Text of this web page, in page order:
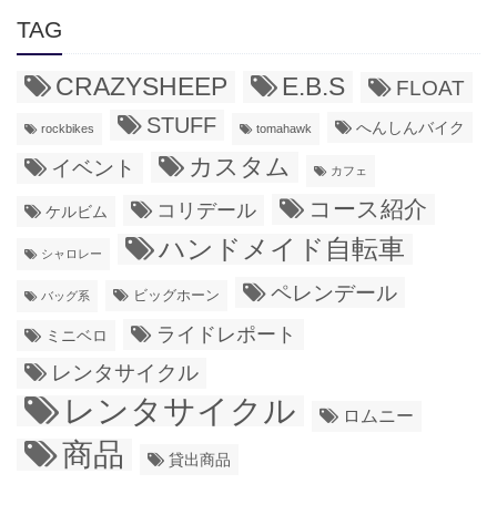
TAG
CRAZYSHEEP E.B.S FLOAT
rockbikes STUFF tomahawk へんしんバイク
イベント カスタム カフェ
ケルビム コリデール コース紹介
シャロレー ハンドメイド自転車
バッグ系 ビッグホーン ペレンデール
ミニベロ ライドレポート
レンタサイクル
レンタサイクル ロムニー
商品 貸出商品